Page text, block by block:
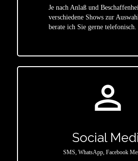
Je nach Anlaß und
verschiedene Shows zur
berate ich Sie gerne telefonisch.
person_outline
Social
SMS, WhatsApp, Facebook